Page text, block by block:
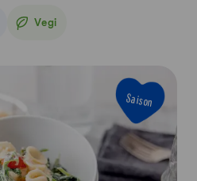
Vegi
Vegetarisch
Saison